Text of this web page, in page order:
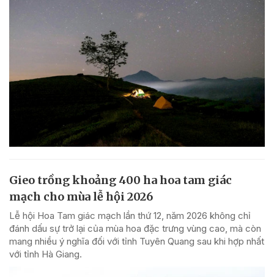
Gieo trồng khoảng 400 ha hoa tam giác
mạch cho mùa lễ hội 2026
Lễ hội Hoa Tam giác mạch lần thứ 12, năm 2026 không chỉ
đánh dấu sự trở lại của mùa hoa đặc trưng vùng cao, mà còn
mang nhiều ý nghĩa đối với tỉnh Tuyên Quang sau khi hợp nhất
với tỉnh Hà Giang.